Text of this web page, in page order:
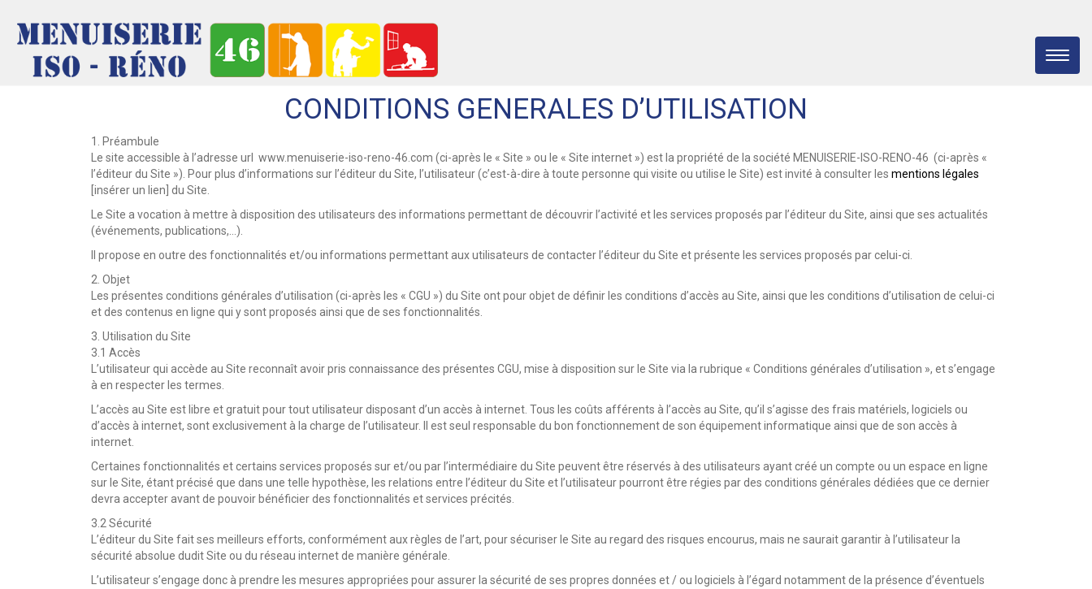
CONDITIONS GENERALES D’UTILISATION
1. Préambule
Le site accessible à l’adresse url www.menuiserie-iso-reno-46.com (ci-après le « Site » ou le « Site internet ») est la propriété de la société MENUISERIE-ISO-RENO-46 (ci-après «
l’éditeur du Site »). Pour plus d’informations sur l’éditeur du Site, l’utilisateur (c’est-à-dire à toute personne qui visite ou utilise le Site) est invité à consulter les mentions légales
[insérer un lien] du Site.
Le Site a vocation à mettre à disposition des utilisateurs des informations permettant de découvrir l’activité et les services proposés par l’éditeur du Site, ainsi que ses actualités
(événements, publications,…).
Il propose en outre des fonctionnalités et/ou informations permettant aux utilisateurs de contacter l’éditeur du Site et présente les services proposés par celui-ci.
2. Objet
Les présentes conditions générales d’utilisation (ci-après les « CGU ») du Site ont pour objet de définir les conditions d’accès au Site, ainsi que les conditions d’utilisation de celui-ci
et des contenus en ligne qui y sont proposés ainsi que de ses fonctionnalités.
3. Utilisation du Site
3.1 Accès
L’utilisateur qui accède au Site reconnaît avoir pris connaissance des présentes CGU, mise à disposition sur le Site via la rubrique « Conditions générales d’utilisation », et s’engage
à en respecter les termes.
L’accès au Site est libre et gratuit pour tout utilisateur disposant d’un accès à internet. Tous les coûts afférents à l’accès au Site, qu’il s’agisse des frais matériels, logiciels ou
d’accès à internet, sont exclusivement à la charge de l’utilisateur. Il est seul responsable du bon fonctionnement de son équipement informatique ainsi que de son accès à
internet.
Certaines fonctionnalités et certains services proposés sur et/ou par l’intermédiaire du Site peuvent être réservés à des utilisateurs ayant créé un compte ou un espace en ligne
sur le Site, étant précisé que dans une telle hypothèse, les relations entre l’éditeur du Site et l’utilisateur pourront être régies par des conditions générales dédiées que ce dernier
devra accepter avant de pouvoir bénéficier des fonctionnalités et services précités.
3.2 Sécurité
L’éditeur du Site fait ses meilleurs efforts, conformément aux règles de l’art, pour sécuriser le Site au regard des risques encourus, mais ne saurait garantir à l’utilisateur la
sécurité absolue dudit Site ou du réseau internet de manière générale.
L’utilisateur s’engage donc à prendre les mesures appropriées pour assurer la sécurité de ses propres données et / ou logiciels à l’égard notamment de la présence d’éventuels